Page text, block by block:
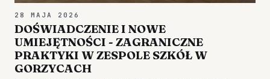
28 MAJA 2026
DOŚWIADCZENIE I NOWE
UMIEJĘTNOŚCI - ZAGRANICZNE
PRAKTYKI W ZESPOLE SZKÓŁ W
GORZYCACH